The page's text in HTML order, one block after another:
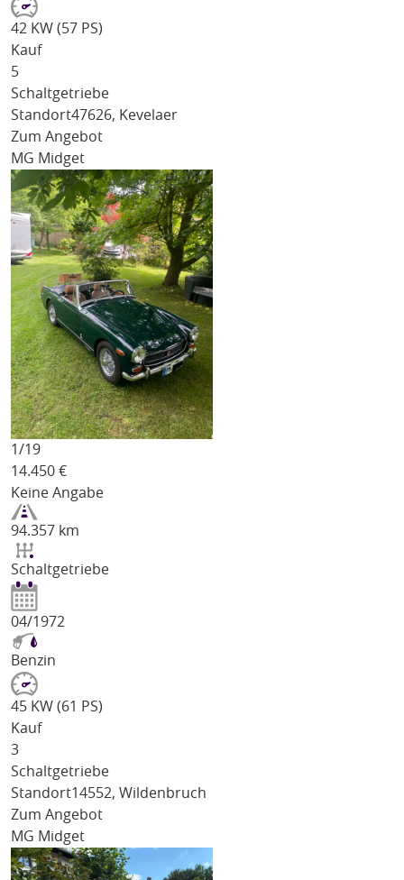
42 KW (57 PS)
Kauf
5
Schaltgetriebe
Standort47626, Kevelaer
Zum Angebot
MG Midget
1/19
14.450 €
Keine Angabe
94.357 km
Schaltgetriebe
04/1972
Benzin
45 KW (61 PS)
Kauf
3
Schaltgetriebe
Standort14552, Wildenbruch
Zum Angebot
MG Midget